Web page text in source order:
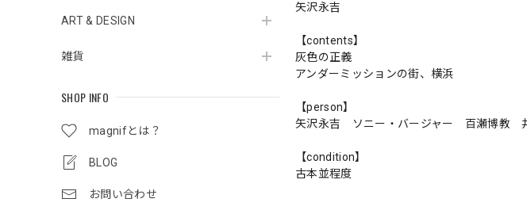
ART & DESIGN
雑貨
SHOP INFO
magnifとは？
BLOG
お問い合わせ
矢沢永吉
【contents】
灰色の正義
アンダーミッションの街、横浜
【person】
矢沢永吉 ソニー・バージャー 百瀬博
【condition】
古本並程度